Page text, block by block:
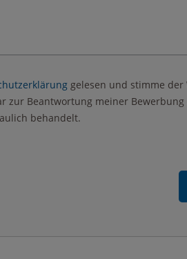
gelesen und stimme der
zur Beantwortung meiner
behandelt.